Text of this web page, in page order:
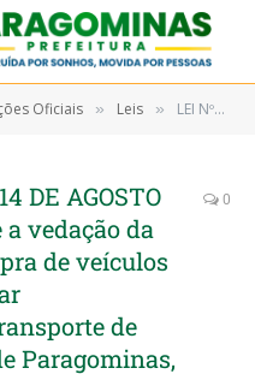
Oficiais » Leis » LEI Nº 1058/2021, DE 14 DE AGOSTO DE 2021 (Dispõe sobre a vedação da contratação e ou compra de veículos de ambulâncias sem ar condicionados para transporte de pacientes na cidade de Paragominas, e dá outras providências)
DE AGOSTO
a vedação da
de veículos
de
Paragominas,
0